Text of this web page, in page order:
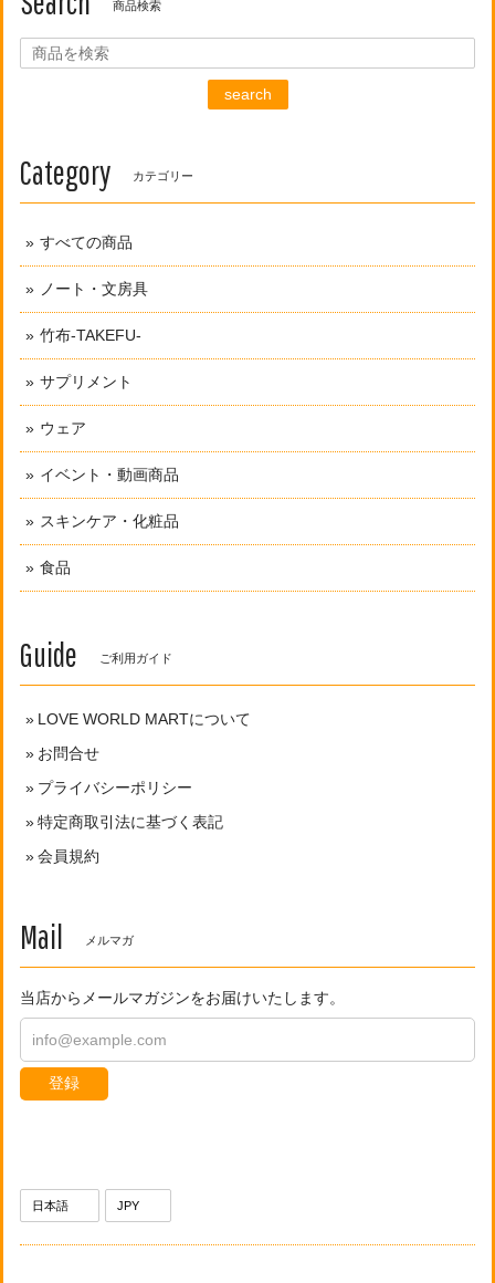
商品検索
search
Category カテゴリー
すべての商品
ノート・文房具
竹布-TAKEFU-
サプリメント
ウェア
イベント・動画商品
スキンケア・化粧品
食品
Guide ご利用ガイド
LOVE WORLD MARTについて
お問合せ
プライバシーポリシー
特定商取引法に基づく表記
会員規約
Mail メルマガ
当店からメールマガジンをお届けいたします。
登録